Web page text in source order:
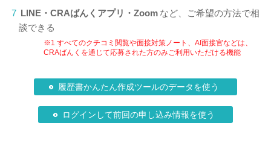
7 LINE・CRAばんくアプリ・Zoom など、ご希望の方法で相
談できる
※1 すべてのクチコミ閲覧や面接対策ノート、AI面接官などは、
CRAばんくを通じて応募された方のみご利用いただける機能
履歴書かんたん作成ツールのデータを使う
ログインして前回の申し込み情報を使う